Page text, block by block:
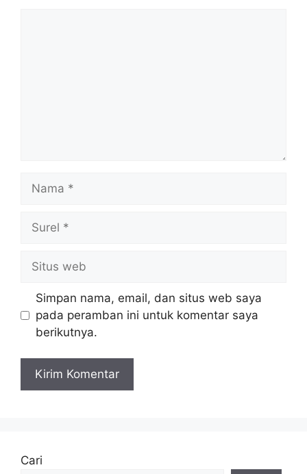
web
Simpan nama, email, dan situs web saya
pada peramban ini untuk komentar saya
berikutnya.
Cari